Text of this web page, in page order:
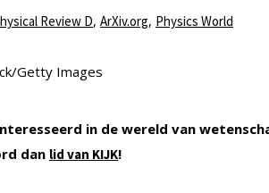
Review D, ArXiv.org, Physics World
Getty Images
in de wereld van
dan lid van KIJK!